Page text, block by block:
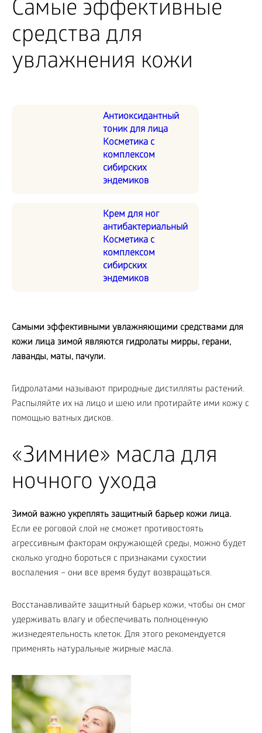
Самые эффективные
средства для
увлажнения кожи
Антиоксидантный
тоник для лица
Косметика с
комплексом
сибирских
эндемиков
Крем для ног
антибактериальный
Косметика с
комплексом
сибирских
эндемиков
Самыми эффективными увлажняющими средствами для
кожи лица зимой являются гидролаты мирры, герани,
лаванды, маты, пачули.
Гидролатами называют природные дистилляты растений.
Распыляйте их на лицо и шею или протирайте ими кожу с
помощью ватных дисков.
«Зимние» масла для
ночного ухода
Зимой важно укреплять защитный барьер кожи лица.
Если ее роговой слой не сможет противостоять
агрессивным факторам окружающей среды, можно будет
сколько угодно бороться с признаками сухостии
воспаления – они все время будут возвращаться.
Восстанавливайте защитный барьер кожи, чтобы он смог
удерживать влагу и обеспечивать полноценную
жизнедеятельность клеток. Для этого рекомендуется
применять натуральные жирные масла.